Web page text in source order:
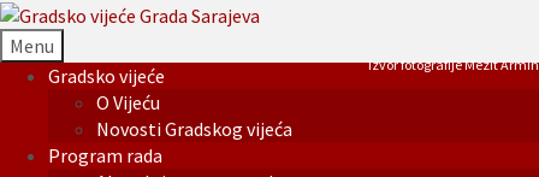
Menu
Gradsko vijeće
O Vijeću
Novosti Gradskog vijeća
Program rada
Izvor fotografije Mezit Armin